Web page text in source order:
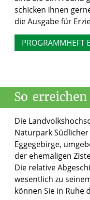
schicken Ihnen
die Ausgabe für
PROGRAMMHEFT
So erreichen
Die
Naturpark
Eggegebirge,
der ehemaligen
Die relative
wesentlich zu
können Sie in Ruhe